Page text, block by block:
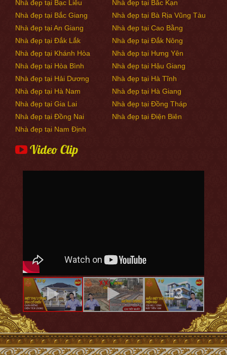
Nhà đẹp tại Bạc Liêu
Nhà đẹp tại Bắc Kạn
Nhà đẹp tại Bắc Giang
Nhà đẹp tại Bà Rịa Vũng Tàu
Nhà đẹp tại An Giang
Nhà đẹp tại Cao Bằng
Nhà đẹp tại Đắk Lắk
Nhà đẹp tại Đắk Nông
Nhà đẹp tại Khánh Hòa
Nhà đẹp tại Hưng Yên
Nhà đẹp tại Hòa Bình
Nhà đẹp tại Hậu Giang
Nhà đẹp tại Hải Dương
Nhà đẹp tại Hà Tĩnh
Nhà đẹp tại Hà Nam
Nhà đẹp tại Hà Giang
Nhà đẹp tại Gia Lai
Nhà đẹp tại Đồng Tháp
Nhà đẹp tại Đồng Nai
Nhà đẹp tại Điện Biên
Nhà đẹp tại Nam Định
Video Clip
+3